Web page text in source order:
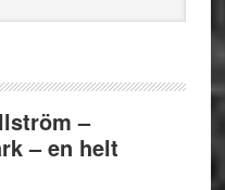
–
– en helt